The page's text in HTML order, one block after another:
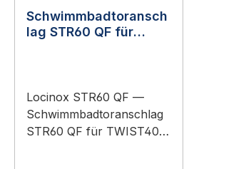
Schwimmbadtoransch
lag STR60 QF für
Locinox STR60 QF —
Schwimmbadtoranschlag
STR60 QF für TWIST40